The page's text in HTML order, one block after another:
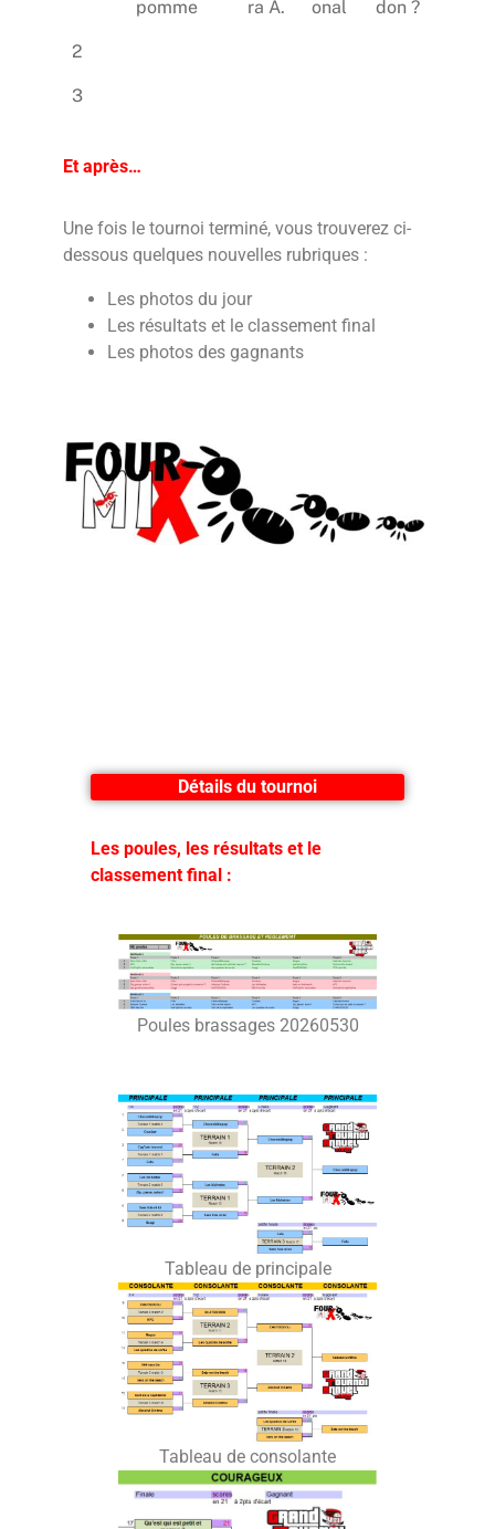
pomme
ra A.
onal
don ?
2
3
Et après…
Une fois le tournoi terminé, vous trouverez ci-
dessous quelques nouvelles rubriques :
Les photos du jour
Les résultats et le classement final
Les photos des gagnants
Détails du tournoi
Les poules, les résultats et le
classement final :
Poules brassages 20260530
Tableau de principale
Tableau de consolante